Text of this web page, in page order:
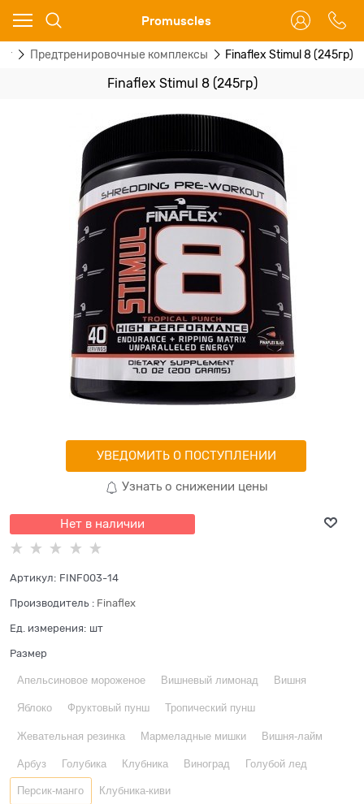
Promuscles
Предтренировочные комплексы Finaflex Stimul 8 (245гр)
Finaflex Stimul 8 (245гр)
УВЕДОМИТЬ О ПОСТУПЛЕНИИ
Узнать о снижении цены
Нет в наличии
Артикул: FINF003-14
Производитель : Finaflex
Ед. измерения: шт
Размер
Апельсиновое мороженое Вишневый лимонад Вишня
Яблоко Фруктовый пунш Тропический пунш
Жевательная резинка Мармеладные мишки Вишня-лайм
Арбуз Голубика Клубника Виноград Голубой лед
Персик-манго Клубника-киви
Ваш город - Москва,
угадали?
ДА НЕТ